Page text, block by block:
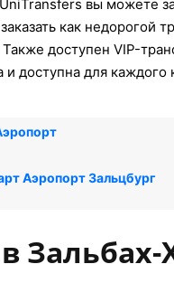
вы можете
как недорогой
доступен VIP-
доступна для каждого
Аэропорт Зальцбург